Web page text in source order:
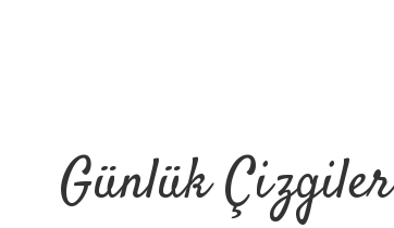
Günlük Çizgiler